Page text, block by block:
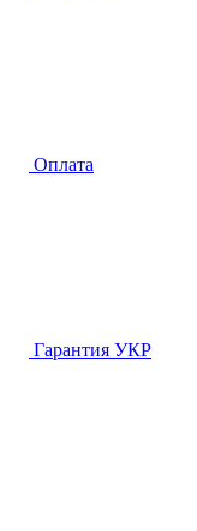
Оплата
Гарантия УКР